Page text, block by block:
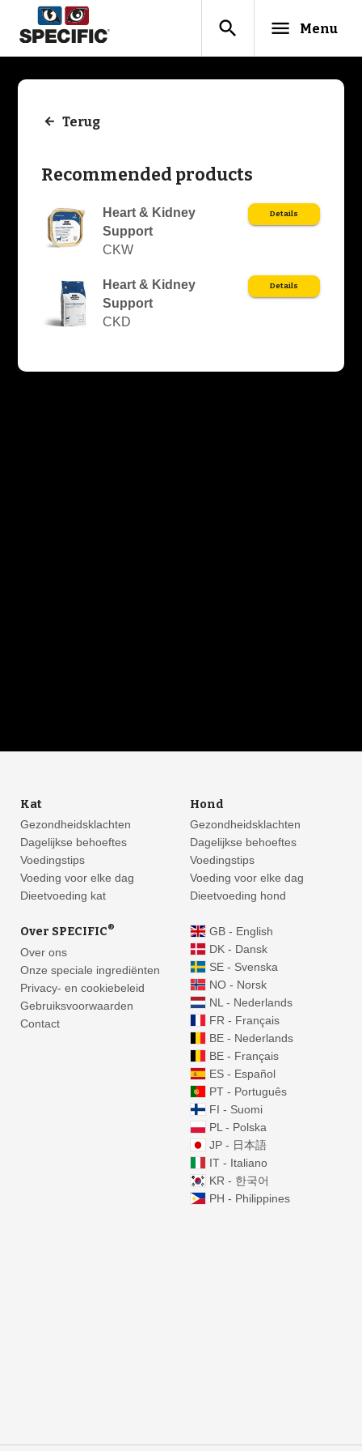
search menu Menu
Terug
Recommended products
Heart & Kidney
Support
CKW
Details
Heart & Kidney
Support
CKD
Details
Kat
Gezondheidsklachten
Dagelijkse behoeftes
Voedingstips
Voeding voor elke dag
Dieetvoeding kat
Hond
Gezondheidsklachten
Dagelijkse behoeftes
Voedingstips
Voeding voor elke dag
Dieetvoeding hond
Over SPECIFIC®
Over ons
Onze speciale ingrediënten
Privacy- en cookiebeleid
Gebruiksvoorwaarden
Contact
GB - English
DK - Dansk
SE - Svenska
NO - Norsk
NL - Nederlands
FR - Français
BE - Nederlands
BE - Français
ES - Español
PT - Português
FI - Suomi
PL - Polska
JP - 日本語
IT - Italiano
KR - 한국어
PH - Philippines